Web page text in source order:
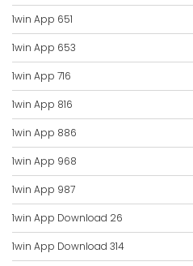
1win App 651
1win App 653
1win App 716
1win App 816
1win App 886
1win App 968
1win App 987
1win App Download 26
1win App Download 314